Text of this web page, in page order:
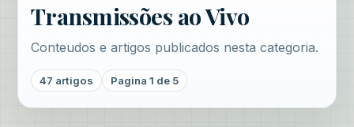
Transmissões ao Vivo
Conteudos e artigos publicados nesta categoria.
47 artigos Pagina 1 de 5